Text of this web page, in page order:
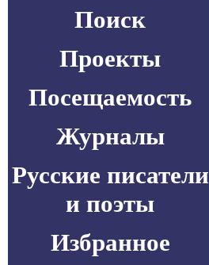
Поиск
Проекты
Посещаемость
Журналы
Русские писатели
и поэты
Избранное